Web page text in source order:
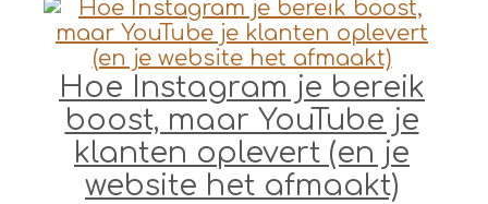
Hoe Instagram je bereik
boost, maar YouTube je
klanten oplevert (en je
website het afmaakt)